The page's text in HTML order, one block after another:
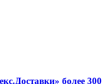
более 300